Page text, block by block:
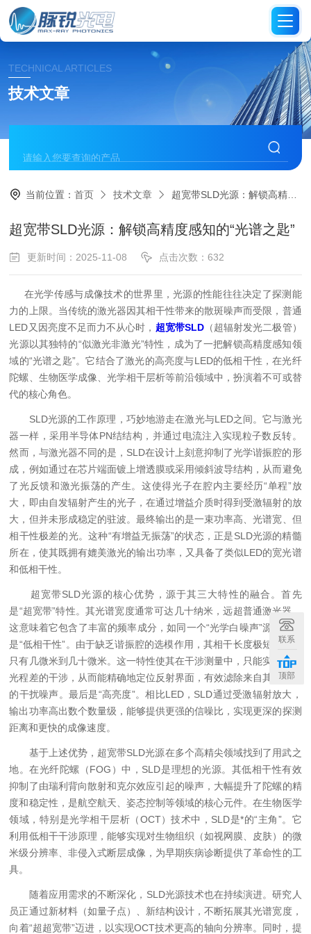
TECHNICAL ARTICLES
技术文章
当前位置：首页 技术文章 超宽带SLD光源：解锁高精度感知的“光谱之匙”
超宽带SLD光源：解锁高精度感知的“光谱之匙”
更新时间：2025-11-08 点击次数：632
在光学传感与成像技术的世界里，光源的性能往往决定了探测能
力的上限。当传统的激光器因其相干性带来的散斑噪声而受限，普通
LED又因亮度不足而力不从心时， 超宽带SLD（超辐射发光二极管）
光源以其独特的“似激光非激光”特性，成为了一把解锁高精度感知领
域的“光谱之匙”。它结合了激光的高亮度与LED的低相干性，在光纤
陀螺、生物医学成像、光学相干层析等前沿领域中，扮演着不可或替
代的核心角色。
SLD光源的工作原理，巧妙地游走在激光与LED之间。它与激光
器一样，采用半导体PN结结构，并通过电流注入实现粒子数反转。
然而，与激光器不同的是，SLD在设计上刻意抑制了光学谐振腔的形
成，例如通过在芯片端面镀上增透膜或采用倾斜波导结构，从而避免
了光反馈和激光振荡的产生。这使得光子在腔内主要经历“单程”放
大，即由自发辐射产生的光子，在通过增益介质时得到受激辐射的放
大，但并未形成稳定的驻波。最终输出的是一束功率高、光谱宽、但
相干性极差的光。这种“有增益无振荡”的状态，正是SLD光源的精髓
所在，使其既拥有媲美激光的输出功率，又具备了类似LED的宽光谱
和低相干性。
超宽带SLD光源的核心优势，源于其三大特性的融合。首先
是“超宽带”特性。其光谱宽度通常可达几十纳米，远超普通激光器，
这意味着它包含了丰富的频率成分，如同一个“光学白噪声”源。其次
是“低相干性”。由于缺乏谐振腔的选模作用，其相干长度极短，通常
只有几微米到几十微米。这一特性使其在干涉测量中，只能实现极短
光程差的干涉，从而能精确地定位反射界面，有效滤除来自其他界面
的干扰噪声。最后是“高亮度”。相比LED，SLD通过受激辐射放大，
输出功率高出数个数量级，能够提供更强的信噪比，实现更深的探测
距离和更快的成像速度。
基于上述优势，超宽带SLD光源在多个高精尖领域找到了用武之
地。在光纤陀螺（FOG）中，SLD是理想的光源。其低相干性有效
抑制了由瑞利背向散射和克尔效应引起的噪声，大幅提升了陀螺的精
度和稳定性，是航空航天、姿态控制等领域的核心元件。在生物医学
领域，特别是光学相干层析（OCT）技术中，SLD是*的“主角”。它
利用低相干干涉原理，能够实现对生物组织（如视网膜、皮肤）的微
米级分辨率、非侵入式断层成像，为早期疾病诊断提供了革命性的工
具。
随着应用需求的不断深化，SLD光源技术也在持续演进。研究人
员正通过新材料（如量子点）、新结构设计，不断拓展其光谱宽度，
向着“超超宽带”迈进，以实现OCT技术更高的轴向分辨率。同时，提
联系
顶部